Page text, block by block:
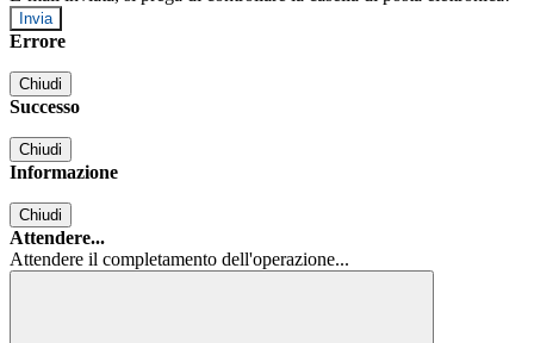
Errore
Chiudi
Successo
Chiudi
Informazione
Chiudi
Attendere...
Attendere il completamento dell'operazione...